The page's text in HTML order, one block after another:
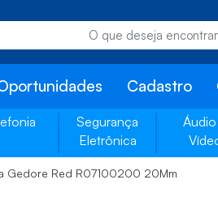
Cadastro
Segurança
Eletrônica
Áudio
Gedore Red R07100200 20Mm